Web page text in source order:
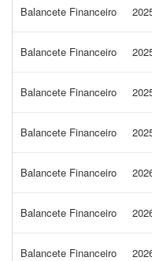
Balancete Financeiro
Balancete Financeiro
Balancete Financeiro
Balancete Financeiro
Balancete Financeiro
Balancete Financeiro
Balancete Financeiro